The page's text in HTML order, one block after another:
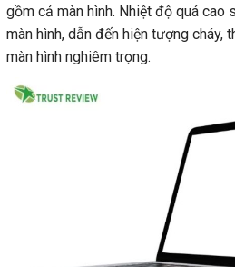
gồm cả màn hình. Nhiệt độ quá cao
màn hình, dẫn đến hiện tượng cháy,
màn hình nghiêm trọng.